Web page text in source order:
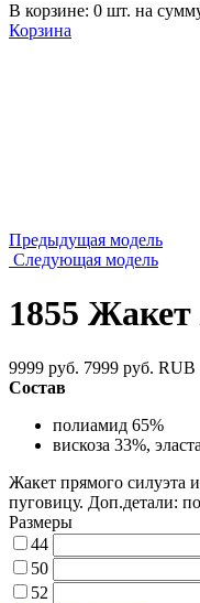
В корзине: 0 шт. на
Корзина
Предыдущая модель
Следующая модель
1855
9999 руб. 7999 руб. RUB
Состав
полиамид 65%
вискоза 33%,
Жакет прямого силуэта
пуговицу. Доп.детали:
Размеры
44
50
52